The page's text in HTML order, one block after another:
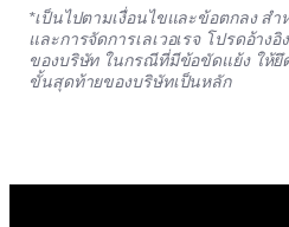
*เป็นไปตามเงื่อนไขและข้อตกลง สำ
และการจัดการเลเวอเรจ โปรดอ้างอิ
ของบริษัท ในกรณีที่มีข้อขัดแย้ง ให้ยึ
ขั้นสุดท้ายของบริษัทเป็นหลัก